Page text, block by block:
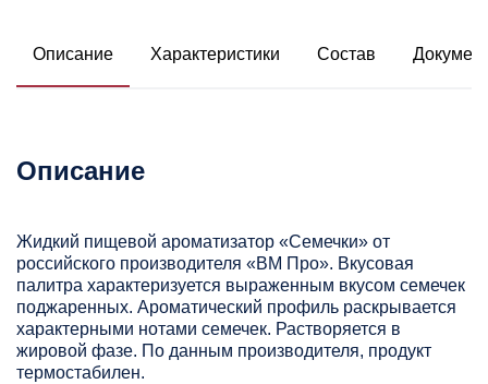
Описание Характеристики Состав
Описание
Жидкий пищевой ароматизатор «Семечки» от
российского производителя «ВМ Про». Вкусовая
палитра характеризуется выраженным вкусом семечек
поджаренных. Ароматический профиль раскрывается
характерными нотами семечек. Растворяется в
жировой фазе. По данным производителя, продукт
термостабилен.